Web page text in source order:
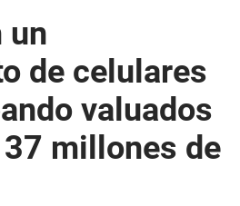
un
de celulares
valuados
millones de